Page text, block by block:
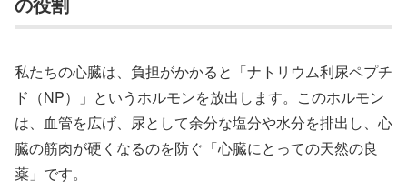
私たちの心臓は、負担がかかると「ナトリウム利尿ペプチ
ド（NP）」というホルモンを放出します。このホルモン
は、血管を広げ、尿として余分な塩分や水分を排出し、心
臓の筋肉が硬くなるのを防ぐ「心臓にとっての天然の良
薬」です。